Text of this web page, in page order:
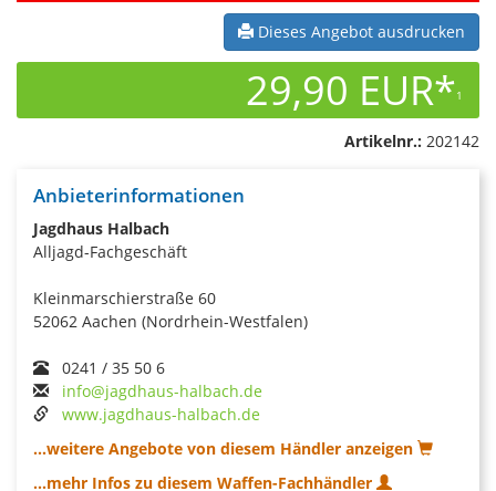
Dieses Angebot ausdrucken
29,90 EUR*1
Artikelnr.: 202142
Anbieterinformationen
Jagdhaus Halbach
Alljagd-Fachgeschäft
Kleinmarschierstraße 60
52062 Aachen (Nordrhein-Westfalen)
0241 / 35 50 6
info@jagdhaus-halbach.de
www.jagdhaus-halbach.de
...weitere Angebote von diesem Händler anzeigen
...mehr Infos zu diesem Waffen-Fachhändler